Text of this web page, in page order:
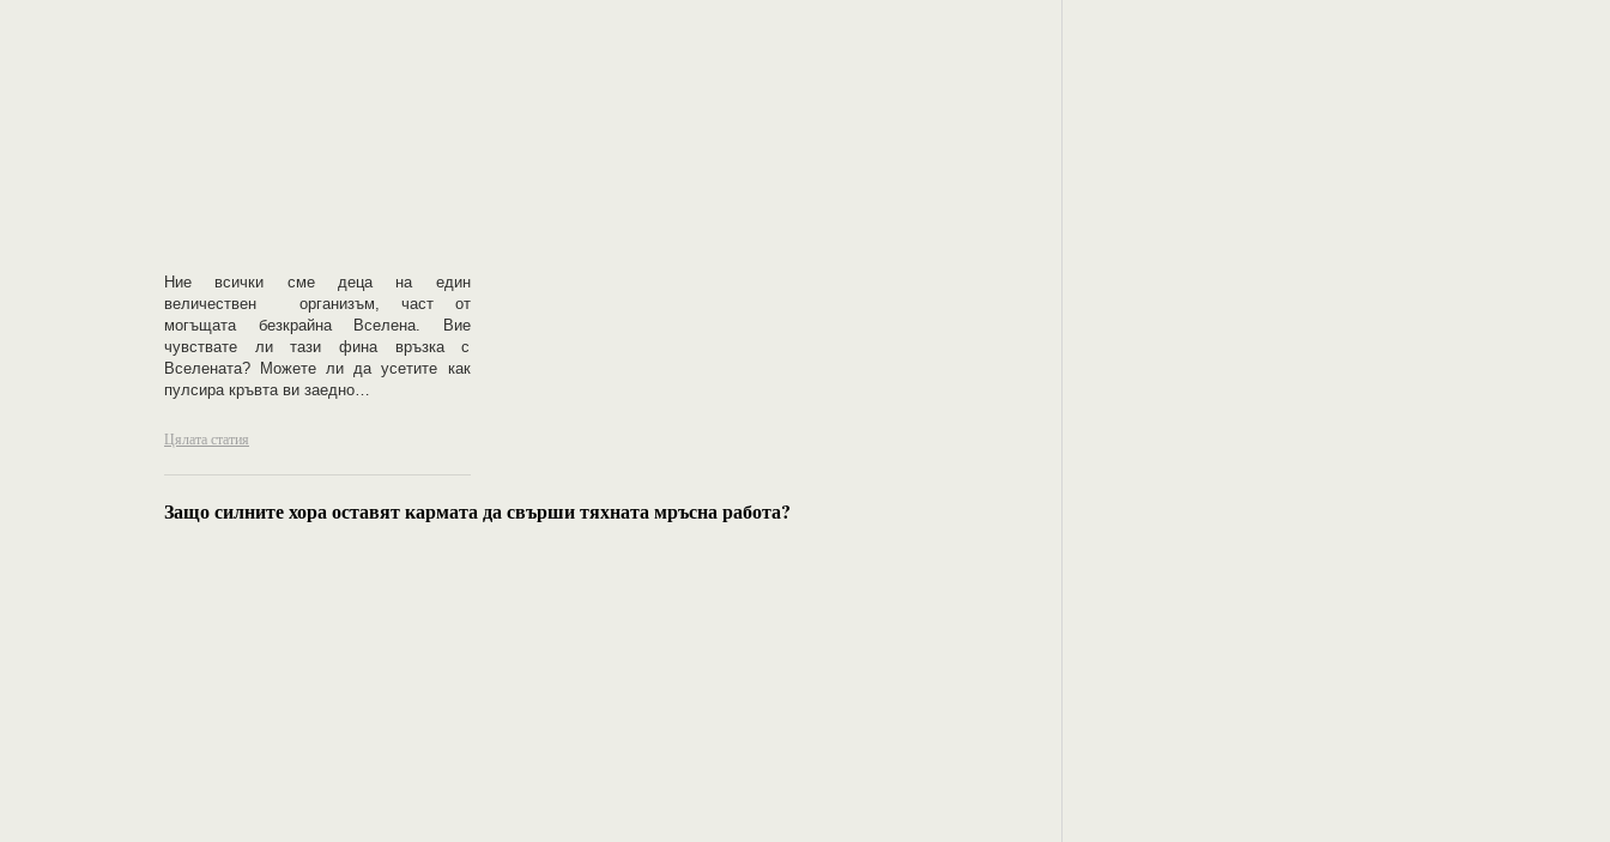
Ние всички сме деца на един
величествен организъм, част от
могъщата безкрайна Вселена. Вие
чувствате ли тази фина връзка с
Вселената? Можете ли да усетите как
пулсира кръвта ви заедно…
Цялата статия
Защо силните хора оставят кармата да свърши тяхната мръсна работа?